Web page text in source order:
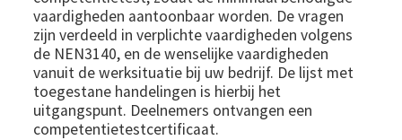
vaardigheden aantoonbaar worden. De vragen
zijn verdeeld in verplichte vaardigheden volgens
de NEN3140, en de wenselijke vaardigheden
vanuit de werksituatie bij uw bedrijf. De lijst met
toegestane handelingen is hierbij het
uitgangspunt. Deelnemers ontvangen een
competentietestcertificaat.